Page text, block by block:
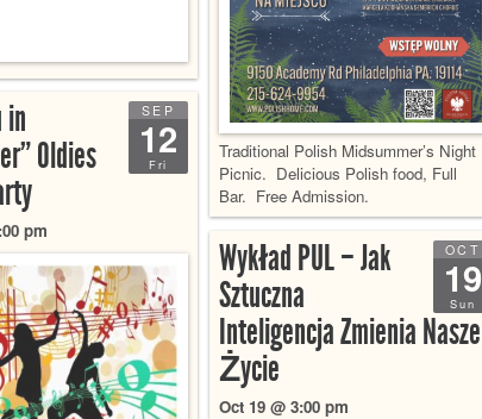
Traditional Polish Midsummer’s Night
Picnic. Delicious Polish food, Full
Bar. Free Admission.
SEP
12
Fri
in
Oldies
pm
OCT
19
Sun
Wykład PUL – Jak
Sztuczna
Inteligencja Zmienia Nasze
Życie
Oct 19 @ 3:00 pm